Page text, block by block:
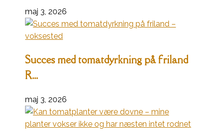
maj 3, 2026
Succes med tomatdyrkning på friland
R...
maj 3, 2026